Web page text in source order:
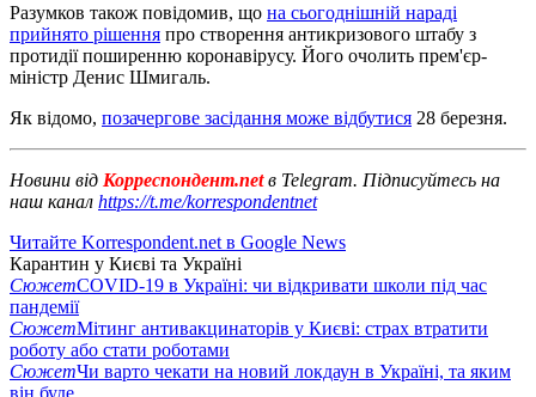
Разумков також повідомив, що на сьогоднішній нараді
прийнято рішення про створення антикризового штабу з
протидії поширенню коронавірусу. Його очолить прем'єр-
міністр Денис Шмигаль.
Як відомо, позачергове засідання може відбутися 28 березня.
Новини від Корреспондент.netв Telegram. Підписуйтесь на
наш канал https://t.me/korrespondentnet
Читайте Korrespondent.net в Google News
Карантин у Києві та Україні
СюжетCOVID-19 в Україні: чи відкривати школи під час
пандемії
СюжетМітинг антивакцинаторів у Києві: страх втратити
роботу або стати роботами
СюжетЧи варто чекати на новий локдаун в Україні, та яким
він буде